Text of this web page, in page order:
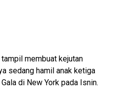
tampil membuat kejutan
sedang hamil anak ketiga
di New York pada Isnin.